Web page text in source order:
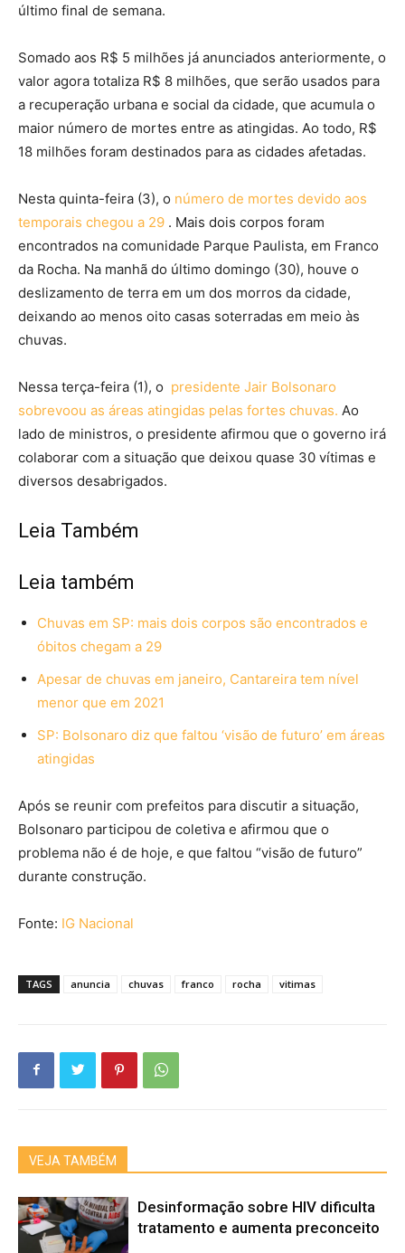
último final de semana.
Somado aos R$ 5 milhões já anunciados anteriormente, o
valor agora totaliza R$ 8 milhões, que serão usados para
a recuperação urbana e social da cidade, que acumula o
maior número de mortes entre as atingidas. Ao todo, R$
18 milhões foram destinados para as cidades afetadas.
Nesta quinta-feira (3), o número de mortes devido aos
temporais chegou a 29 . Mais dois corpos foram
encontrados na comunidade Parque Paulista, em Franco
da Rocha. Na manhã do último domingo (30), houve o
deslizamento de terra em um dos morros da cidade,
deixando ao menos oito casas soterradas em meio às
chuvas.
Nessa terça-feira (1), o presidente Jair Bolsonaro
sobrevoou as áreas atingidas pelas fortes chuvas. Ao
lado de ministros, o presidente afirmou que o governo irá
colaborar com a situação que deixou quase 30 vítimas e
diversos desabrigados.
Leia Também
Leia também
Chuvas em SP: mais dois corpos são encontrados e
óbitos chegam a 29
Apesar de chuvas em janeiro, Cantareira tem nível
menor que em 2021
SP: Bolsonaro diz que faltou ‘visão de futuro’ em áreas
atingidas
Após se reunir com prefeitos para discutir a situação,
Bolsonaro participou de coletiva e afirmou que o
problema não é de hoje, e que faltou “visão de futuro”
durante construção.
Fonte: IG Nacional
TAGS anuncia chuvas franco rocha vitimas
VEJA TAMBÉM
Desinformação sobre HIV dificulta
tratamento e aumenta preconceito